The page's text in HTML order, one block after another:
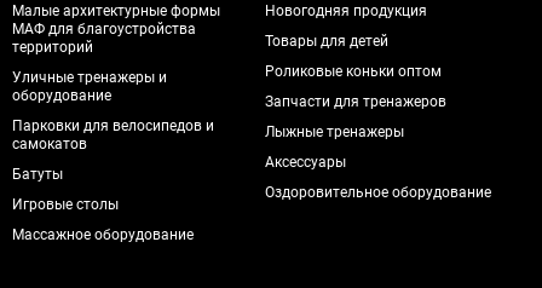
Малые архитектурные формы
МАФ для благоустройства
территорий
Уличные тренажеры и
оборудование
Парковки для велосипедов и
самокатов
Батуты
Игровые столы
Массажное оборудование
Новогодняя продукция
Товары для детей
Роликовые коньки оптом
Запчасти для тренажеров
Лыжные тренажеры
Аксессуары
Оздоровительное оборудование